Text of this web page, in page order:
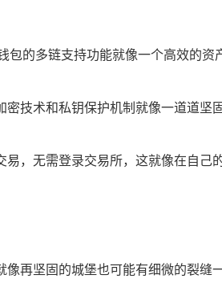
的多链支持功能就像一个高效的
技术和私钥保护机制就像一道道
，无需登录交易所，这就像在自己
再坚固的城堡也可能有细微的裂缝